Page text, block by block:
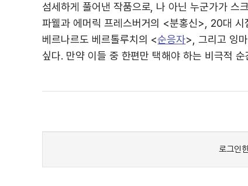
섬세하게 풀어낸 작품으로, 나 아닌 누군가가 스
파웰과 에머릭 프레스버거의 <분홍신>, 20대 시
베르나르도 베르톨루치의 <순응자>, 그리고 잉
싶다. 만약 이들 중 한편만 택해야 하는 비극적